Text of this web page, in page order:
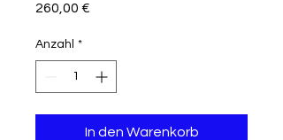
260,00 €
Anzahl *
In den Warenkorb